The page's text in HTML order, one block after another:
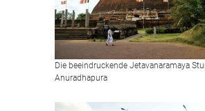
Die beeindruckende Jetavanaramaya
Anuradhapura